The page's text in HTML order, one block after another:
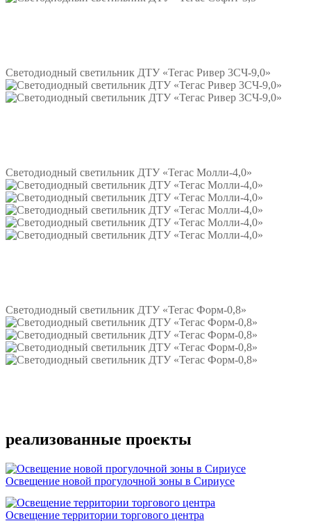
Светодиодный светильник ДТУ «Тегас Ривер 3СЧ-9,0»
Светодиодный светильник ДТУ «Тегас Молли-4,0»
Светодиодный светильник ДТУ «Тегас Форм-0,8»
реализованные проекты
Освещение новой прогулочной зоны в Сириусе
Освещение территории торгового центра